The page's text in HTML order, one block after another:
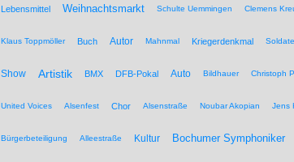
Lebensmittel Weihnachtsmarkt Schulte Uemmingen Clemens
Klaus Toppmöller Buch Autor Mahnmal Kriegerdenkmal
Show Artistik BMX DFB-Pokal Auto Bildhauer Christoph
United Voices Alsenfest Chor Alsenstraße Noubar Akopian Jens
Bürgerbeteiligung Alleestraße Kultur Bochumer Symphoniker